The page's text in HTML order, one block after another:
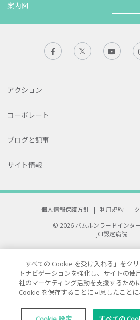
案内図
アクション
コーポレート
ブログと記事
サイト情報
個人情報保護方針 | 利用規約 |
© 2026 バムルンラードインタ
JCI認定病院
All rights reserved.
「すべての Cookie を受け入れる」をク
トナビゲーションを強化し、サイトの使
社のマーケティング活動を支援するため
Cookie を保存することに同意したことに